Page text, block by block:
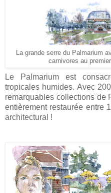
La grande serre du Palmarium
carnivores au
Le Palmarium est
tropicales humides. Avec
remarquables collections de
entièrement restaurée entre
architectural !